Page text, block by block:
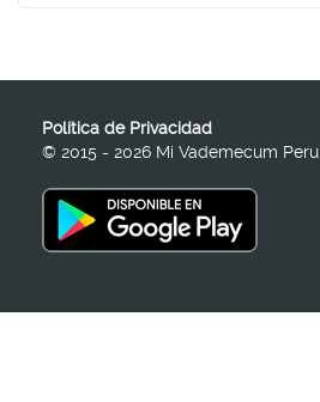
Política de Privacidad
© 2015 - 2026 Mi Vademecum Peru